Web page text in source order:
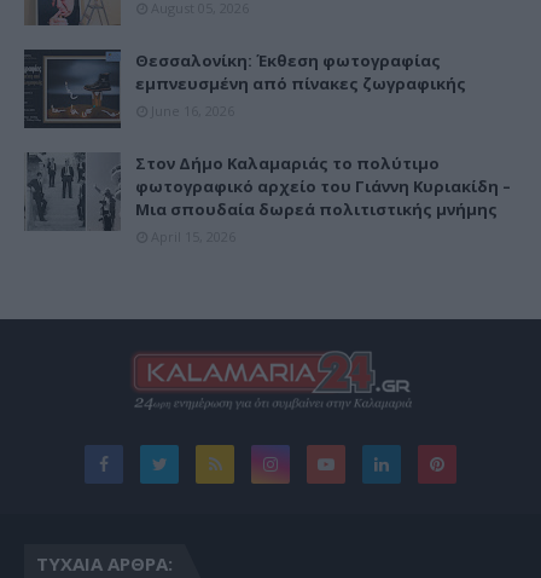
Θεσσαλονίκη: Έκθεση φωτογραφίας
εμπνευσμένη από πίνακες ζωγραφικής
Στον Δήμο Καλαμαριάς το πολύτιμο
φωτογραφικό αρχείο του Γιάννη Κυριακίδη –
Μια σπουδαία δωρεά πολιτιστικής μνήμης
ΤΥΧΑΊΑ ΆΡΘΡΑ: